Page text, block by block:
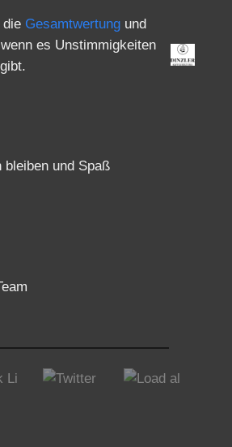
die Gesamtwertung und
es Unstimmigkeiten
und Spaß